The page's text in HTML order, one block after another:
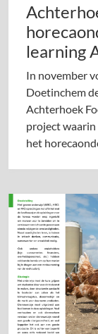
learning
In november
Doetinchem
Achterhoek
project waarin
het